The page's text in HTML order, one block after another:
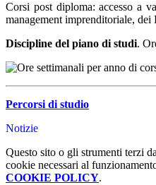
Corsi post diploma: accesso a
management imprenditoriale,
Discipline del piano di studi.
Percorsi di studio
Notizie
Questo sito o gli strumenti terzi
cookie necessari al
COOKIE POLICY.